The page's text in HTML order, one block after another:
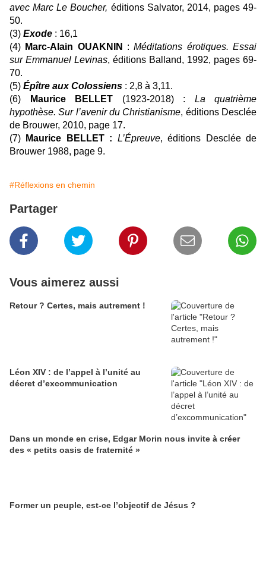
avec Marc Le Boucher, éditions Salvator, 2014, pages 49-
50.
(3) Exode : 16,1
(4) Marc-Alain OUAKNIN :Méditations érotiques. Essai
sur Emmanuel Levinas, éditions Balland, 1992, pages 69-
70.
(5) Épître aux Colossiens : 2,8 à 3,11.
(6)
Maurice BELLET (1923-2018) : La quatrième
hypothèse. Sur l’avenir du Christianisme, éditions Desclée
de Brouwer, 2010, page 17.
(7)
Maurice BELLET : L’Épreuve, éditions Desclée de
Brouwer 1988, page 9.
#Réflexions en chemin
Partager
Vous aimerez aussi
Retour ? Certes, mais autrement !
Léon XIV : de l’appel à l’unité au
décret d’excommunication
Dans un monde en crise, Edgar Morin nous invite à créer
des « petits oasis de fraternité »
Former un peuple, est-ce l’objectif de Jésus ?